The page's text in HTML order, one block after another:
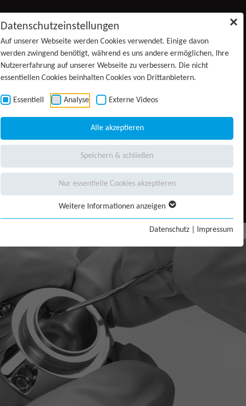
✕
Datenschutzeinstellungen
Auf unserer Webseite werden Cookies verwendet. Einige davon
werden zwingend benötigt, während es uns andere ermöglichen, Ihre
Nutzererfahrung auf unserer Webseite zu verbessern. Die nicht
essentiellen Cookies beinhalten Cookies von Drittanbietern.
Essentiell Analyse Externe Videos
Alle akzeptieren
Speichern & schließen
Nur essentielle Cookies akzeptieren
Weitere Informationen anzeigen
Datenschutz Impressum